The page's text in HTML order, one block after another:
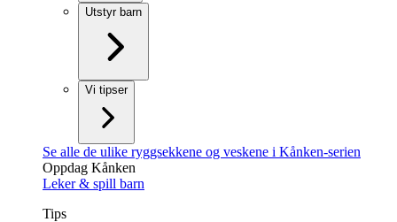
Utstyr barn
Vi tipser
Se alle de ulike ryggsekkene og veskene i Kånken-serien
Oppdag Kånken
Leker & spill barn
Tips